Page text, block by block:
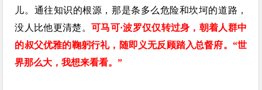
儿。通往知识的根源，那是条多么危险和坎坷的道路，
没人比他更清楚。可马可·波罗仅仅转过身，朝着人群中
的叔父优雅的鞠躬行礼，随即义无反顾踏入总督府。“世
界那么大，我想来看看。”